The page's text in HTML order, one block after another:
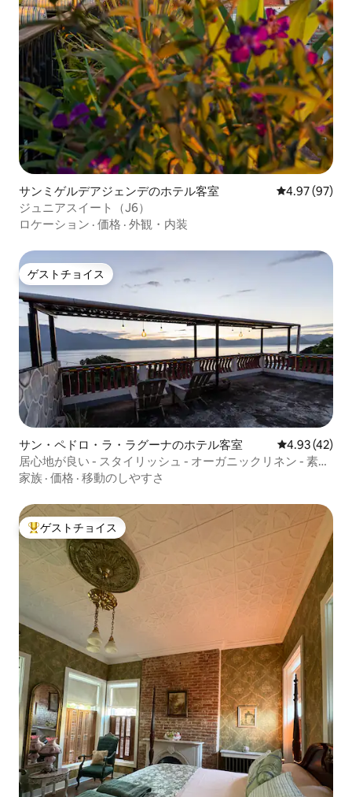
サンミゲルデアジェンデのホテル客室 レビュー97
4.97 (97)
ジュニアスイート（J6）
ロケーション · 価格 · 外観・内装
ゲストチョイス
ゲストチョイス
サン・ペドロ・ラ・ラグーナのホテル客室 レビュー42
4.93 (42)
居心地が良い - スタイリッシュ - オーガニックリネン - 素晴
らしいビーチ (6)
家族 · 価格 · 移動のしやすさ
大好評のゲストチョイスです。
ゲストチョイス